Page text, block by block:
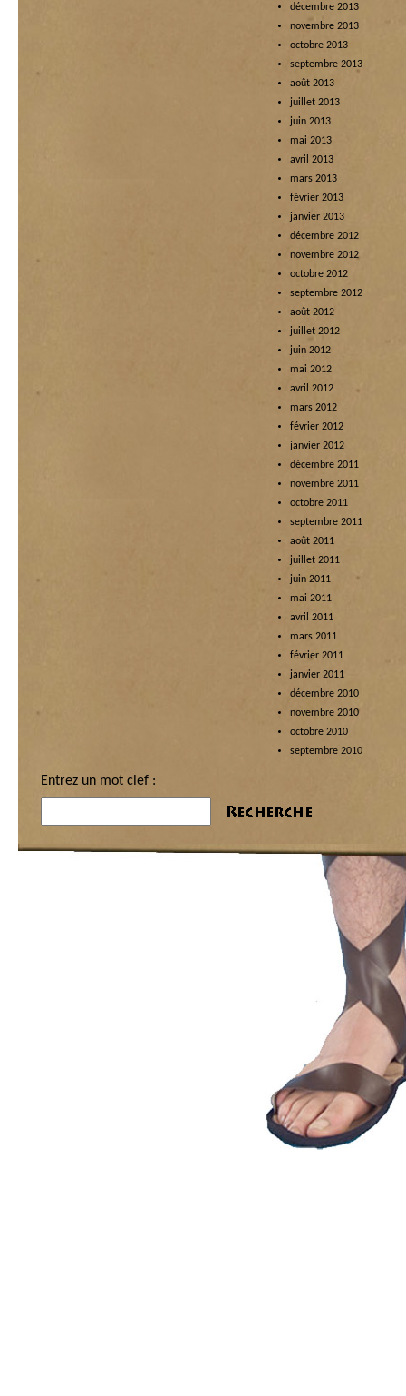
décembre 2013
novembre 2013
octobre 2013
septembre 2013
août 2013
juillet 2013
juin 2013
mai 2013
avril 2013
mars 2013
février 2013
janvier 2013
décembre 2012
novembre 2012
octobre 2012
septembre 2012
août 2012
juillet 2012
juin 2012
mai 2012
avril 2012
mars 2012
février 2012
janvier 2012
décembre 2011
novembre 2011
octobre 2011
septembre 2011
août 2011
juillet 2011
juin 2011
mai 2011
avril 2011
mars 2011
février 2011
janvier 2011
décembre 2010
novembre 2010
octobre 2010
septembre 2010
Entrez un mot clef :